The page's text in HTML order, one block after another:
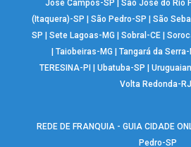
José Campos-SP
|São José do Rio
(Itaquera)-SP
|São Pedro-SP |São
SP
|Sete Lagoas-MG |Sobral-CE |
Taiobeiras-MG Tangará da Serra-
TERESINA-PI
|Ubatuba-SP |
Volta Redonda-RJ
REDE DE FRANQUIA - GUIA CIDADE
Pedro-SP